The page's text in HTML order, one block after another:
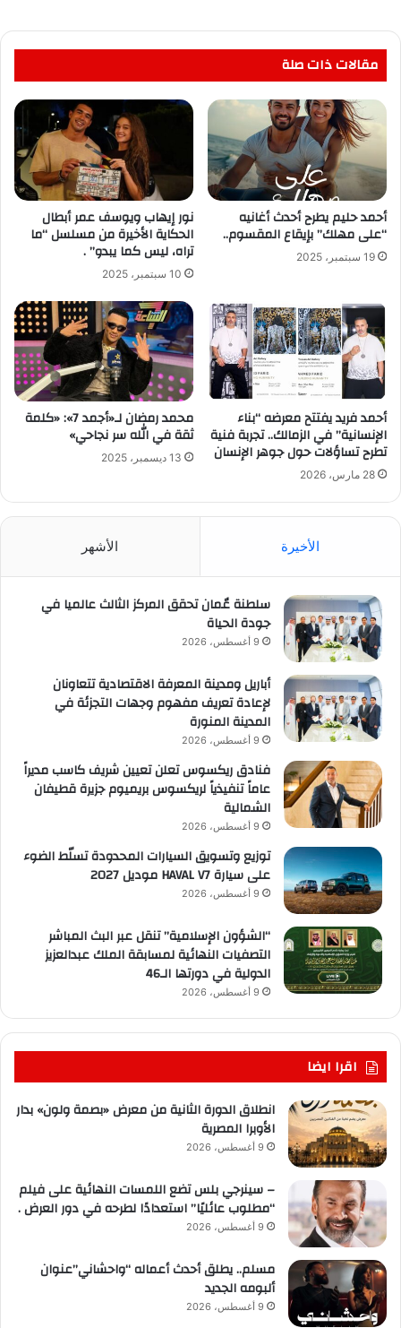
مقالات ذات صلة
أحمد حليم يطرح أحدث أغانيه
“على مهلك” بإيقاع المقسوم..
19 سبتمبر، 2025
نور إيهاب ويوسف عمر أبطال
الحكاية الأخيرة من مسلسل “ما
تراه، ليس كما يبدو” .
10 سبتمبر، 2025
أحمد فريد يفتتح معرضه “بناء
الإنسانية” في الزمالك.. تجربة فنية
تطرح تساؤلات حول جوهر الإنسان
28 مارس، 2026
محمد رمضان لـ«أجمد 7»: «كلمة
ثقة في الله سر نجاحي»
13 ديسمبر، 2025
الأخيرة الأشهر
سلطنة عٌمان تحقق المركز الثالث عالميا في
جودة الحياة
9 أغسطس، 2026
أباريل ومدينة المعرفة الاقتصادية تتعاونان
لإعادة تعريف مفهوم وجهات التجزئة في
المدينة المنورة
9 أغسطس، 2026
فنادق ريكسوس تعلن تعيين شريف كاسب مديراً
عاماً تنفيذياً لريكسوس بريميوم جزيرة قطيفان
الشمالية
9 أغسطس، 2026
توزيع وتسويق السيارات المحدودة تسلّط الضوء
على سيارة HAVAL V7 موديل 2027
9 أغسطس، 2026
“الشؤون الإسلامية” تنقل عبر البث المباشر
التصفيات النهائية لمسابقة الملك عبدالعزيز
الدولية في دورتها الـ46
9 أغسطس، 2026
اقرا ايضا
انطلاق الدورة الثانية من معرض «بصمة ولون» بدار
الأوبرا المصرية
9 أغسطس، 2026
– سينرجي بلس تضع اللمسات النهائية على فيلم
“مطلوب عائليًا” استعدادًا لطرحه في دور العرض .
9 أغسطس، 2026
مسلم.. يطلق أحدث أعماله “واحشاني”عنوان
ألبومه الجديد
9 أغسطس، 2026